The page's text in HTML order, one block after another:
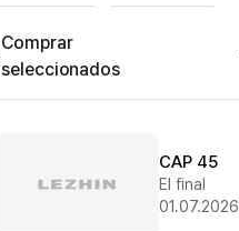
Comprar
seleccionados
CAP 45
El final
01.07.2026